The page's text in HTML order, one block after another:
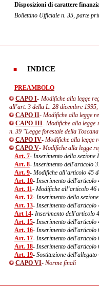
Disposizioni di carattere
Bollettino Ufficiale n. 35, parte
INDICE
PREAMBOLO
CAPO I- Modifiche alla legge
all’art. 3 della L. 28 dicembre
CAPO II- Modifiche alla legge
CAPO III- Modifiche alla legge
n. 39 "Legge forestale della
CAPO IV- Modifiche alla legge
CAPO V- Modifiche alla legge
Art. 7- Inserimento della
Art. 8- Inserimento dell'articolo
Art. 9- Modifiche all’articolo 45
Art. 10- Inserimento dell'articolo
Art. 11- Modifiche all’articolo 46
Art. 12- Inserimento della
Art. 13- Inserimento dell'articolo
Art 14- Inserimento dell'articolo
Art. 15- Inserimento dell'articolo
Art. 16- Inserimento dell'articolo
Art. 17- Inserimento dell'articolo
Art. 18- Inserimento dell'articolo
Art. 19- Sostituzione
CAPO VI- Norme finali